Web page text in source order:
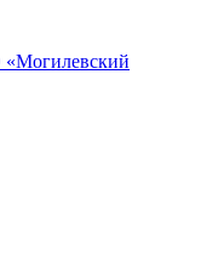
«Могилевский